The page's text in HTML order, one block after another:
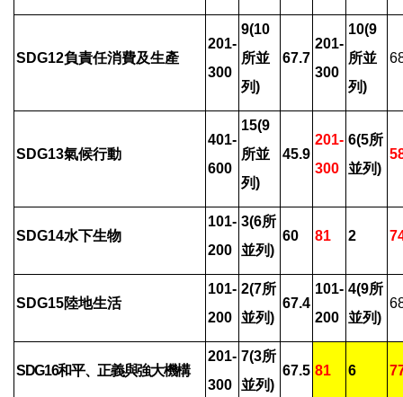
SDG12負責任消費及生產
201-
300
9(10
所並
列)
67.7
201-
300
10(9
所並
列)
SDG13氣候行動
401-
600
15(9
所並
列)
45.9
201-
300
6(5所
並列)
SDG14水下生物
101-
200
3(6所
並列)
60 81 2
SDG15陸地生活
101-
200
2(7所
並列)
67.4
101-
200
4(9所
並列)
SDG16和平、正義與強大機構
201-
300
7(3所
並列)
67.5 81 6